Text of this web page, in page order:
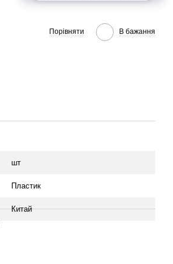
Порівняти В бажання
шт
Пластик
Китай